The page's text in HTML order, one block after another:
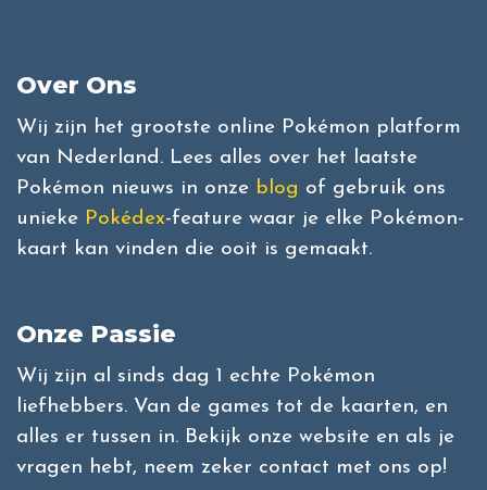
Over Ons
Wij zijn het grootste online Pokémon platform
van Nederland. Lees alles over het laatste
Pokémon nieuws in onze blog of gebruik ons
unieke Pokédex-feature waar je elke Pokémon-
kaart kan vinden die ooit is gemaakt.
Onze Passie
Wij zijn al sinds dag 1 echte Pokémon
liefhebbers. Van de games tot de kaarten, en
alles er tussen in. Bekijk onze website en als je
vragen hebt, neem zeker contact met ons op!